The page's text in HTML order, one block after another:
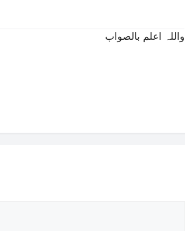
واللہ اعلم بالصواب